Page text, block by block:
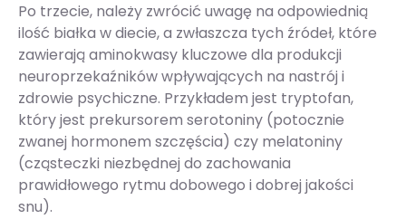
Po trzecie, należy zwrócić uwagę na odpowiednią
ilość białka w diecie, a zwłaszcza tych źródeł, które
zawierają aminokwasy kluczowe dla produkcji
neuroprzekaźników wpływających na nastrój i
zdrowie psychiczne. Przykładem jest tryptofan,
który jest prekursorem serotoniny (potocznie
zwanej hormonem szczęścia) czy melatoniny
(cząsteczki niezbędnej do zachowania
prawidłowego rytmu dobowego i dobrej jakości
snu).